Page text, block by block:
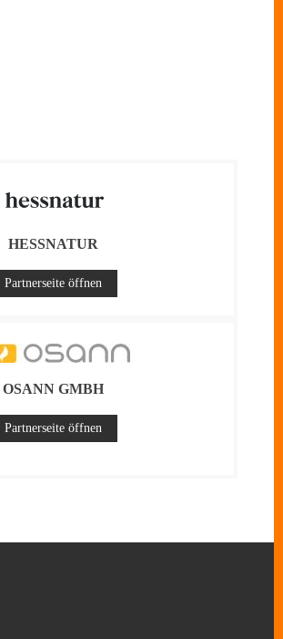
HESSNATUR
Partnerseite öffnen
OSANN GMBH
Partnerseite öffnen